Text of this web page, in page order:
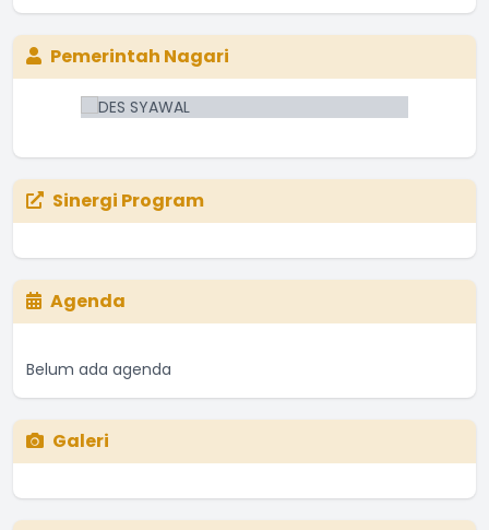
Pemerintah Nagari
Sinergi Program
Agenda
Belum ada agenda
Galeri